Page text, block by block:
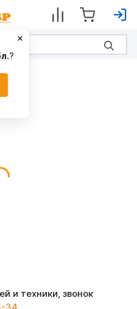
и техники, звонок
?